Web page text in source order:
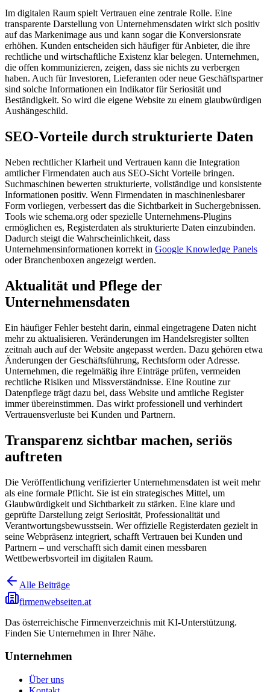
Im digitalen Raum spielt Vertrauen eine zentrale Rolle. Eine
transparente Darstellung von Unternehmensdaten wirkt sich positiv
auf das Markenimage aus und kann sogar die Konversionsrate
erhöhen. Kunden entscheiden sich häufiger für Anbieter, die ihre
rechtliche und wirtschaftliche Existenz klar belegen. Unternehmen,
die offen kommunizieren, zeigen, dass sie nichts zu verbergen
haben. Auch für Investoren, Lieferanten oder neue Geschäftspartner
sind solche Informationen ein Indikator für Seriosität und
Beständigkeit. So wird die eigene Website zu einem glaubwürdigen
Aushängeschild.
SEO-Vorteile durch strukturierte Daten
Neben rechtlicher Klarheit und Vertrauen kann die Integration
amtlicher Firmendaten auch aus SEO-Sicht Vorteile bringen.
Suchmaschinen bewerten strukturierte, vollständige und konsistente
Informationen positiv. Wenn Firmendaten in maschinenlesbarer
Form vorliegen, verbessert das die Sichtbarkeit in Suchergebnissen.
Tools wie schema.org oder spezielle Unternehmens-Plugins
ermöglichen es, Registerdaten als strukturierte Daten einzubinden.
Dadurch steigt die Wahrscheinlichkeit, dass
Unternehmensinformationen korrekt in Google Knowledge Panels
oder Branchenboxen angezeigt werden.
Aktualität und Pflege der
Unternehmensdaten
Ein häufiger Fehler besteht darin, einmal eingetragene Daten nicht
mehr zu aktualisieren. Veränderungen im Handelsregister sollten
zeitnah auch auf der Website angepasst werden. Dazu gehören etwa
Änderungen der Geschäftsführung, Rechtsform oder Adresse.
Unternehmen, die regelmäßig ihre Einträge prüfen, vermeiden
rechtliche Risiken und Missverständnisse. Eine Routine zur
Datenpflege trägt dazu bei, dass Website und amtliche Register
immer übereinstimmen. Das wirkt professionell und verhindert
Vertrauensverluste bei Kunden und Partnern.
Transparenz sichtbar machen, seriös
auftreten
Die Veröffentlichung verifizierter Unternehmensdaten ist weit mehr
als eine formale Pflicht. Sie ist ein strategisches Mittel, um
Glaubwürdigkeit und Sichtbarkeit zu stärken. Eine klare und
geprüfte Darstellung zeigt Seriosität, Professionalität und
Verantwortungsbewusstsein. Wer offizielle Registerdaten gezielt in
seine Webpräsenz integriert, schafft Vertrauen bei Kunden und
Partnern – und verschafft sich damit einen messbaren
Wettbewerbsvorteil im digitalen Raum.
Alle Beiträge
firmenwebseiten.at
Das österreichische Firmenverzeichnis mit KI-Unterstützung.
Finden Sie Unternehmen in Ihrer Nähe.
Unternehmen
Über uns